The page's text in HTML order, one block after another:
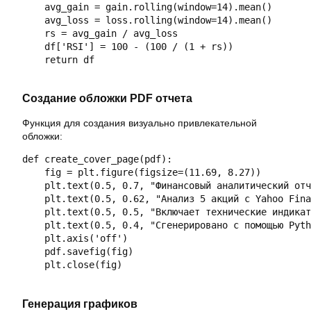
    avg_gain = gain.rolling(window=14).mean()
    avg_loss = loss.rolling(window=14).mean()
    rs = avg_gain / avg_loss
    df['RSI'] = 100 - (100 / (1 + rs))
    return df
Создание обложки PDF отчета
Функция для создания визуально привлекательной
обложки:
def create_cover_page(pdf):
    fig = plt.figure(figsize=(11.69, 8.27))
plt.text(0.5, 0.7, "Финансовый аналитический
plt.text(0.5, 0.62, "Анализ 5 акций с Yahoo
plt.text(0.5, 0.5, "Включает технические
plt.text(0.5, 0.4, "Сгенерировано с помощью
    plt.axis('off')
    pdf.savefig(fig)
    plt.close(fig)
Генерация графиков